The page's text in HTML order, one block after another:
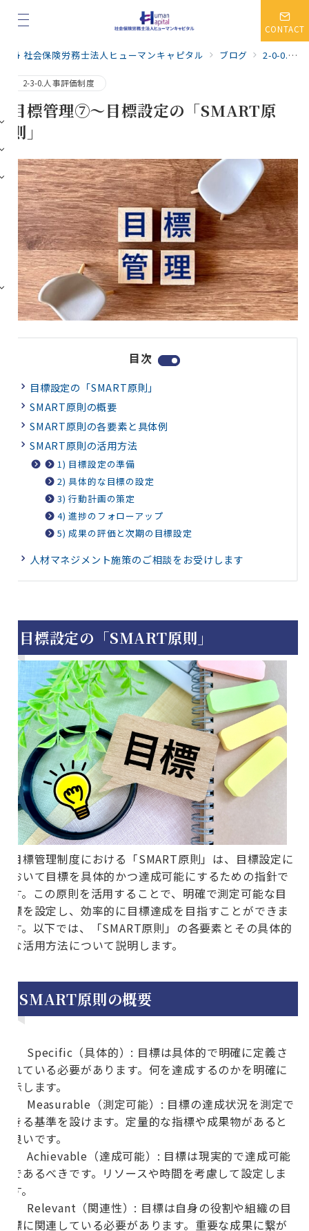
CONTACT
社会保険労務士法人ヒューマンキャピタル ブログ 2-0-0.人事・賃金制度
2-3-0.人事評価制度
目標管理⑦～目標設定の「SMART原
則」
目次
目標設定の「SMART原則」
SMART原則の概要
SMART原則の各要素と具体例
SMART原則の活用方法
1) 目標設定の準備
2) 具体的な目標の設定
3) 行動計画の策定
4) 進捗のフォローアップ
5) 成果の評価と次期の目標設定
人材マネジメント施策のご相談をお受けします
目標設定の「SMART原則」
目標管理制度における「SMART原則」は、目標設定に
おいて目標を具体的かつ達成可能にするための指針で
す。この原則を活用することで、明確で測定可能な目
標を設定し、効率的に目標達成を目指すことができま
す。以下では、「SMART原則」の各要素とその具体的
な活用方法について説明します。
SMART原則の概要
Specific（具体的）: 目標は具体的で明確に定義さ
れている必要があります。何を達成するのかを明確に
示します。
Measurable（測定可能）: 目標の達成状況を測定で
きる基準を設けます。定量的な指標や成果物があると
良いです。
Achievable（達成可能）: 目標は現実的で達成可能
であるべきです。リソースや時間を考慮して設定しま
す。
Relevant（関連性）: 目標は自身の役割や組織の目
標に関連している必要があります。重要な成果に繋が